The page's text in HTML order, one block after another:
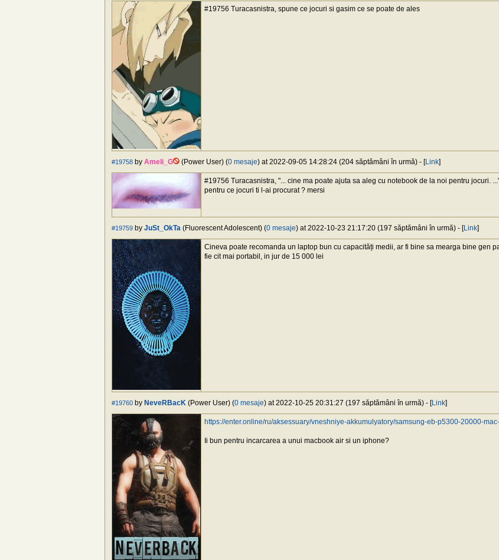
#19756 Turacasnistra, spune ce jocuri si gasim ce se poate de ales
#19758 by Ameli_G (Power User) (0 mesaje) at 2022-09-05 14:28:24 (204 săptămâni în urmă) - [Link]
#19756 Turacasnistra, "... cine ma poate ajuta sa aleg cu notebook de la noi pentru jocuri.
pentru ce jocuri ti l-ai procurat ? mersi
#19759 by JuSt_OkTa (Fluorescent Adolescent) (0 mesaje) at 2022-10-23 21:17:20 (197 săptămâni în urmă) - [Link]
Cineva poate recomanda un laptop bun cu capacități medii, ar fi bine sa mearga bine gen
fie cit mai portabil, in jur de 15 000 lei
#19760 by NeveRBacK (Power User) (0 mesaje) at 2022-10-25 20:31:27 (197 săptămâni în urmă) - [Link]
https://enter.online/ru/aksessuary/vneshniye-akkumulyatory/samsung-eb-p5300-20000-
Ii bun pentru incarcarea a unui macbook air si un iphone?